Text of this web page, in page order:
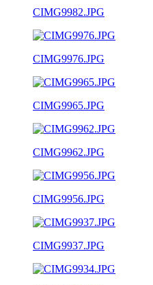
CIMG9982.JPG
CIMG9976.JPG
CIMG9965.JPG
CIMG9962.JPG
CIMG9956.JPG
CIMG9937.JPG